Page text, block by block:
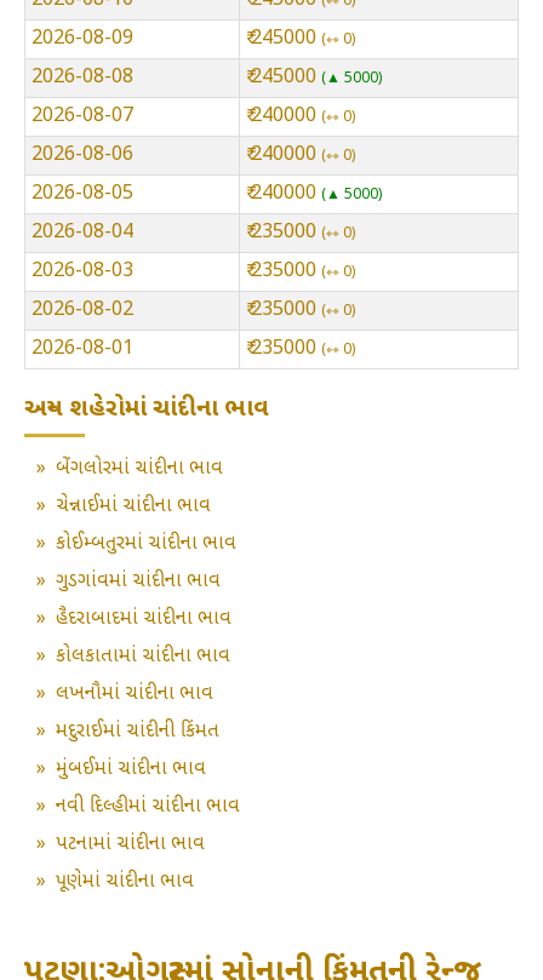
2026-08-09 ₹ 245000 ⇿ 0
2026-08-08 ₹ 245000 ▲ 5000
2026-08-07 ₹ 240000 ⇿ 0
2026-08-06 ₹ 240000 ⇿ 0
2026-08-05 ₹ 240000 ▲ 5000
2026-08-04 ₹ 235000 ⇿ 0
2026-08-03 ₹ 235000 ⇿ 0
2026-08-02 ₹ 235000 ⇿ 0
2026-08-01 ₹ 235000 ⇿ 0
અન્ય શહેરોમાં ચાંદીના ભાવ
» બેંગલોરમાં ચાંદીના ભાવ
» ચેન્નાઈમાં ચાંદીના ભાવ
» કોઈમ્બતુરમાં ચાંદીના ભાવ
» ગુડગાંવમાં ચાંદીના ભાવ
» હૈદરાબાદમાં ચાંદીના ભાવ
» કોલકાતામાં ચાંદીના ભાવ
» લખનૌમાં ચાંદીના ભાવ
» મદુરાઈમાં ચાંદીની કિંમત
» મુંબઈમાં ચાંદીના ભાવ
» નવી દિલ્હીમાં ચાંદીના ભાવ
» પટનામાં ચાંદીના ભાવ
» પૂણેમાં ચાંદીના ભાવ